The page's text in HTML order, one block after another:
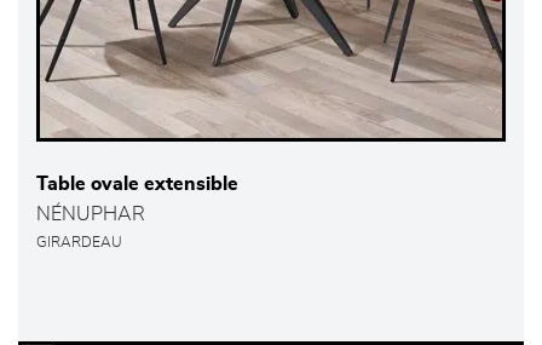
Table ovale extensible
NÉNUPHAR
GIRARDEAU